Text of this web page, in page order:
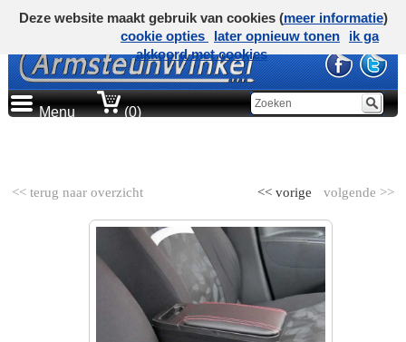
Menu (0)
<< terug naar overzicht volgende >>
<< vorige
Deze website maakt gebruik van cookies (meer informatie)
cookie opties
later opnieuw tonen
ik ga
akkoord met cookies